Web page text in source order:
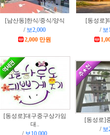
[남산동] 한식/중식/양식
/ 보2,000
2,000 만원
[동성로]
/ 보
[동성로]대구중구상가임
대..
/ 보10,000
[동성로]
/ 보